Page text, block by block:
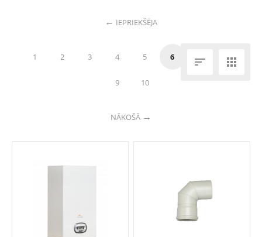
IEPRIEKŠĒJA
1 2 3 4 5 6 7 8
9 10
NĀKOŠĀ
 